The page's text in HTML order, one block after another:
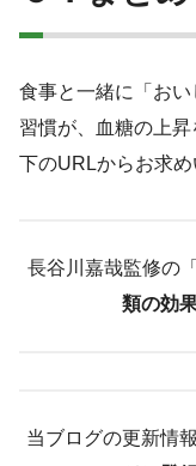
食事と一緒に「お
習慣が、血糖の上
下のURLからお求
長谷川嘉哉監修の
類の効
当ブログの更新情